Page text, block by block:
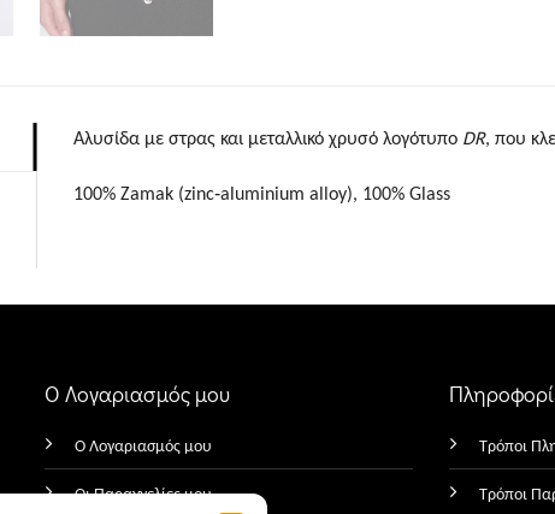
Αλυσίδα με στρας και μεταλλικό χρυσό λογότυπο DR, που
100% Zamak (zinc‑aluminium alloy), 100% Glass
Ο Λογαριασμός μου
Ο Λογαριασμός μου
Οι Παραγγελίες μου
Τρόποι
Τρόποι